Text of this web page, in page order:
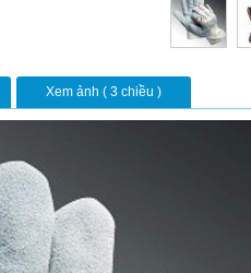
Xem ảnh ( 3 chiều )